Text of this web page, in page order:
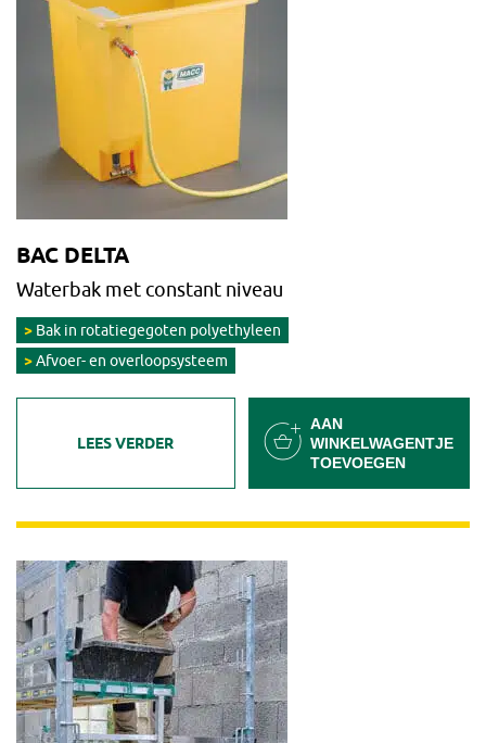
BAC DELTA
Waterbak met constant niveau
Bak in rotatiegegoten polyethyleen
Afvoer- en overloopsysteem
LEES VERDER
AAN
WINKELWAGENTJE
TOEVOEGEN